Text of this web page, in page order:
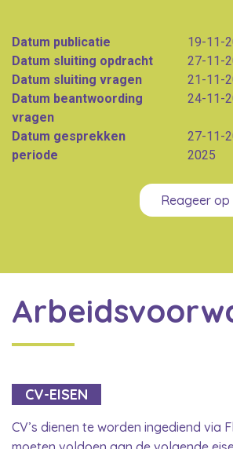
Datum publicatie
19-11-
Datum sluiting opdracht
27-11-
Datum sluiting vragen
21-11-
Datum beantwoording
vragen
24-11-
Datum gesprekken
periode
27-11-
2025
Reageer
CV-EISEN
CV’s dienen te worden ingediend via